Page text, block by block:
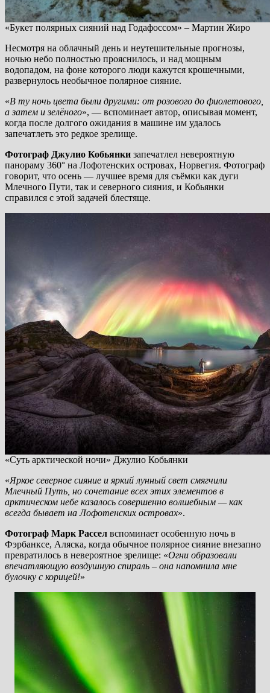
«Букет полярных сияний над Годафоссом» – Мартин Жиро
Несмотря на облачный день и неутешительные прогнозы,
ночью небо полностью прояснилось, и над мощным
водопадом, на фоне которого люди кажутся крошечными,
развернулось необычное полярное сияние.
«В ту ночь цвета были другими: от розового до фиолетового,
а затем и зелёного», — вспоминает автор, описывая момент,
когда после долгого ожидания в машине им удалось
запечатлеть это редкое зрелище.
Фотограф Джулио Кобьянки запечатлел невероятную
панораму 360° на Лофотенских островах, Норвегия. Фотограф
говорит, что осень — лучшее время для съёмки как дуги
Млечного Пути, так и северного сияния, и Кобьянки
справился с этой задачей блестяще.
«Суть арктической ночи» Джулио Кобьянки
«Яркое северное сияние и яркий лунный свет смягчили
Млечный Путь, но сочетание всех этих элементов в
арктическом небе казалось совершенно волшебным — как
всегда бывает на Лофотенских островах».
Фотограф Марк Рассел вспоминает особенную ночь в
Фэрбанксе, Аляска, когда обычное полярное сияние внезапно
превратилось в невероятное зрелище: «Огни образовали
впечатляющую воздушную спираль – она напомнила мне
булочку с корицей!»